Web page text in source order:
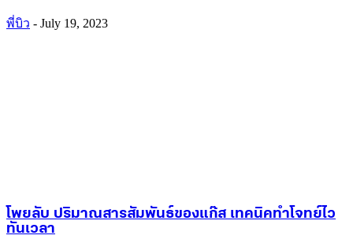
พี่บิว - July 19, 2023
โพยลับ ปริมาณสารสัมพันธ์ของแก๊ส เทคนิคทำโจทย์ไว
ทันเวลา